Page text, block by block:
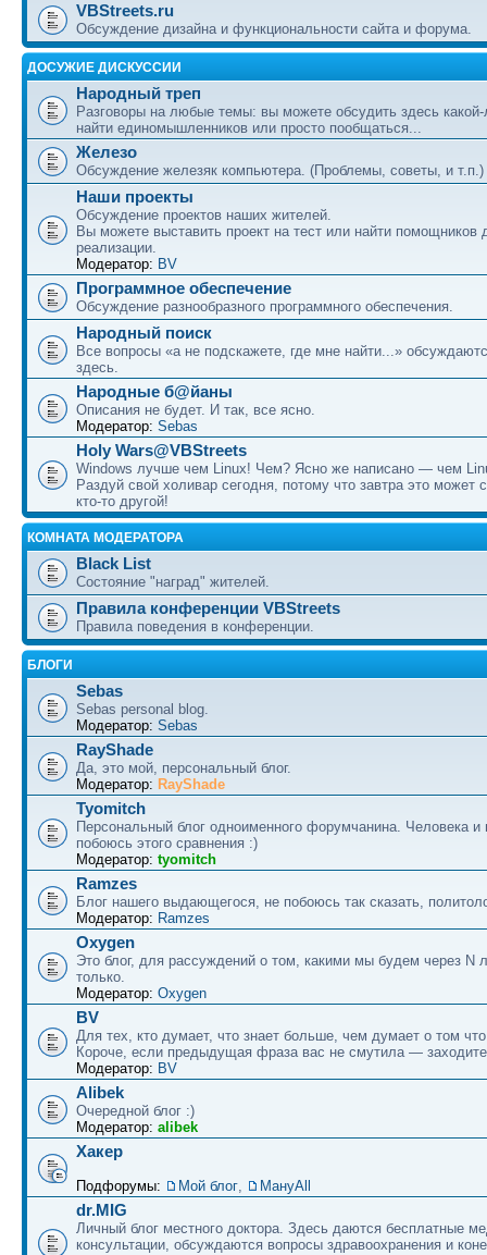
VBStreets.ru
Обсуждение дизайна и функциональности сайта и форума.
ДОСУЖИЕ ДИСКУССИИ
Народный треп
Разговоры на любые темы: вы можете обсудить здесь какой-
найти единомышленников или просто пообщаться...
Железо
Обсуждение железяк компьютера. (Проблемы, советы, и т.п.)
Наши проекты
Обсуждение проектов наших жителей.
Вы можете выставить проект на тест или найти помощников
реализации.
Модератор: BV
Программное обеспечение
Обсуждение разнообразного программного обеспечения.
Народный поиск
Все вопросы «а не подскажете, где мне найти...»
здесь.
Народные б@йаны
Описания не будет. И так, все ясно.
Модератор: Sebas
Holy Wars@VBStreets
Windows лучше чем Linux! Чем? Ясно же написано — чем
Раздуй свой холивар сегодня, потому что завтра это может
кто-то другой!
КОМНАТА МОДЕРАТОРА
Black List
Состояние "наград" жителей.
Правила конференции VBStreets
Правила поведения в конференции.
БЛОГИ
Sebas
Sebas personal blog.
Модератор: Sebas
RayShade
Да, это мой, персональный блог.
Модератор: RayShade
Tyomitch
Персональный блог одноименного форумчанина. Человека и
побоюсь этого сравнения :)
Модератор: tyomitch
Ramzes
Блог нашего выдающегося, не побоюсь так сказать,
Модератор: Ramzes
Oxygen
Это блог, для рассуждений о том, какими мы будем через N
только.
Модератор: Oxygen
BV
Для тех, кто думает, что знает больше, чем думает о том что
Короче, если предыдущая фраза вас не смутила —
Модератор: BV
Alibek
Очередной блог :)
Модератор: alibek
Хакер
Подфорумы: Мой блог, МануAll
dr.MIG
Личный блог местного доктора. Здесь даются бесплатные
консультации, обсуждаются вопросы здравоохранения и